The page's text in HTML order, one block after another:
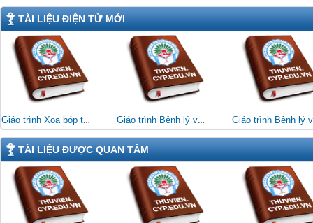
TÀI LIỆU ĐIỆN TỬ MỚI
TÀI LIỆU ĐƯỢC QUAN TÂM